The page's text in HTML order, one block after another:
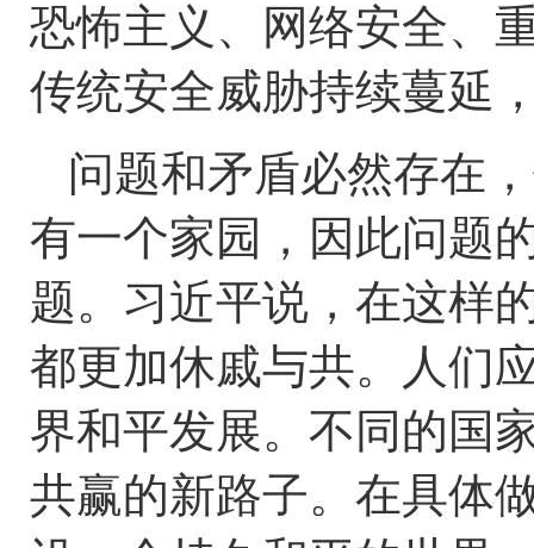
恐怖主义、网络安全、
传统安全威胁持续蔓延
问题和矛盾必然存在
有一个家园，因此问题
题。习近平说，在这样
都更加休戚与共。人们
界和平发展。不同的国
共赢的新路子。在具体